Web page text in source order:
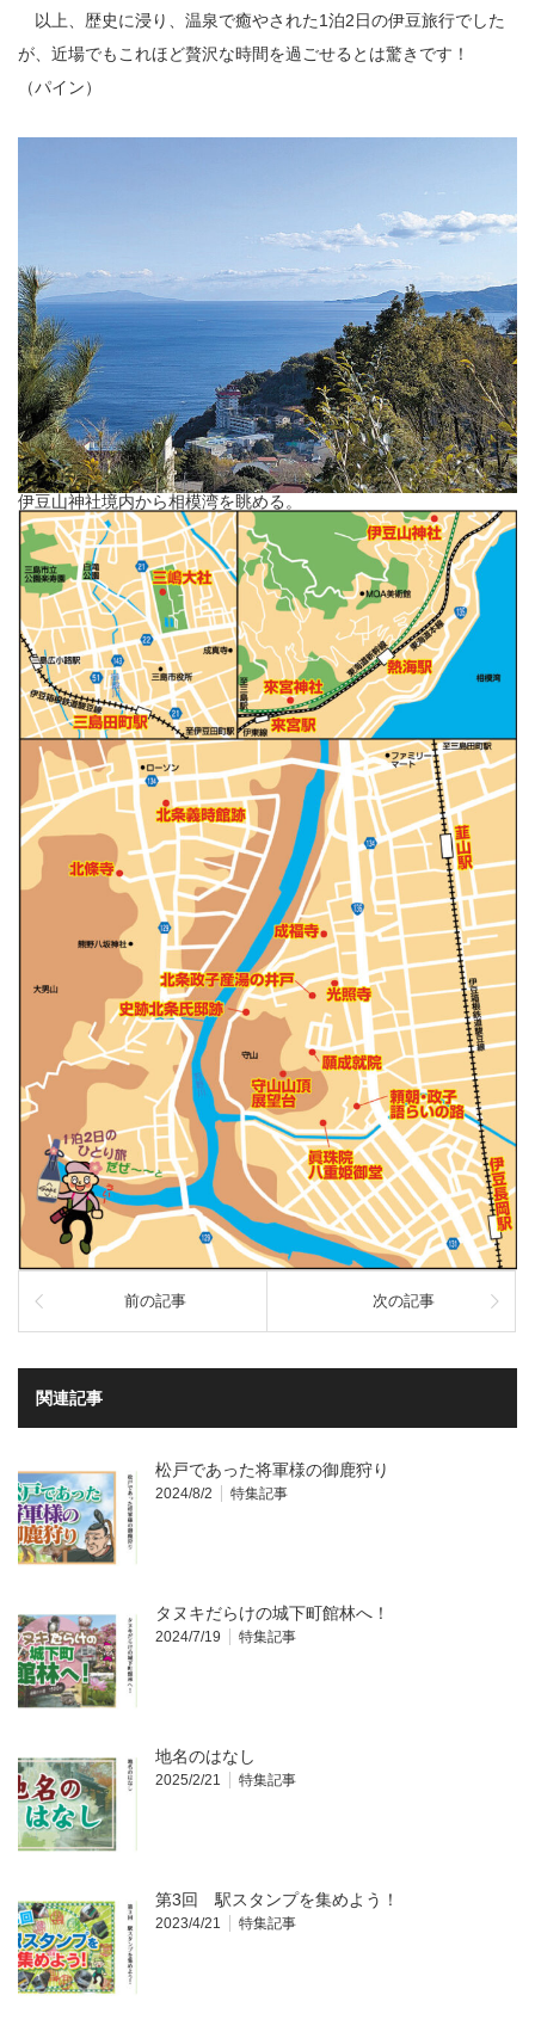
以上、歴史に浸り、温泉で癒やされた1泊2日の伊豆旅行でした
が、近場でもこれほど贅沢な時間を過ごせるとは驚きです！
（パイン）
伊豆山神社境内から相模湾を眺める。
前の記事 次の記事
関連記事
松戸であった将軍様の御鹿狩り
2024/8/2 特集記事
タヌキだらけの城下町館林へ！
2024/7/19 特集記事
地名のはなし
2025/2/21 特集記事
第3回 駅スタンプを集めよう！
2023/4/21 特集記事